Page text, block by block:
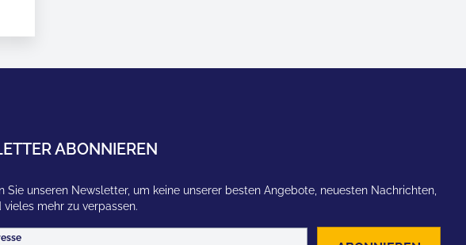
ABONNIEREN
Sie unseren Newsletter, um keine unserer besten Angebote, neuesten Nachrichten,
vieles mehr zu verpassen.